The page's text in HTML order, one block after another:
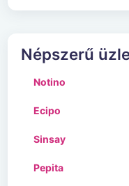
Népszerű
Notino
Ecipo
Sinsay
Pepita